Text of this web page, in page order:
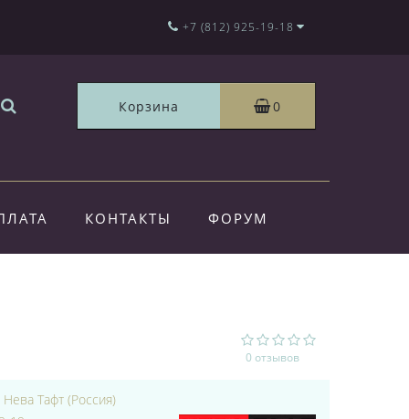
+7 (812) 925-19-18
Корзина 0
КОНТАКТЫ ФОРУМ
0 отзывов
Нева Тафт (Россия)